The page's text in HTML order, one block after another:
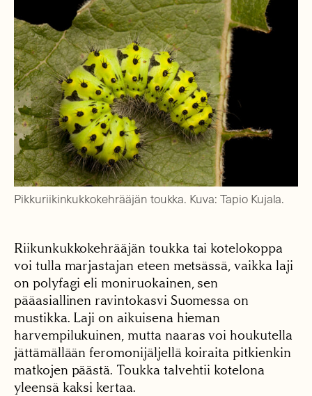
Pikkuriikinkukkokehrääjän toukka. Kuva: Tapio Kujala.
Riikunkukkokehrääjän toukka tai kotelokoppa
voi tulla marjastajan eteen metsässä, vaikka laji
on polyfagi eli moniruokainen, sen
pääasiallinen ravintokasvi Suomessa on
mustikka. Laji on aikuisena hieman
harvempilukuinen, mutta naaras voi houkutella
jättämällään feromonijäljellä koiraita pitkienkin
matkojen päästä. Toukka talvehtii kotelona
yleensä kaksi kertaa.